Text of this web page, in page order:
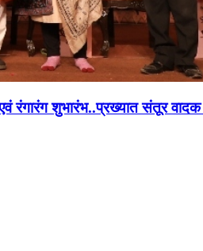
रंगारंग शुभारंभ..प्रख्यात संतूर